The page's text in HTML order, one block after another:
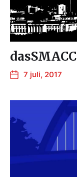
7 juli, 2017